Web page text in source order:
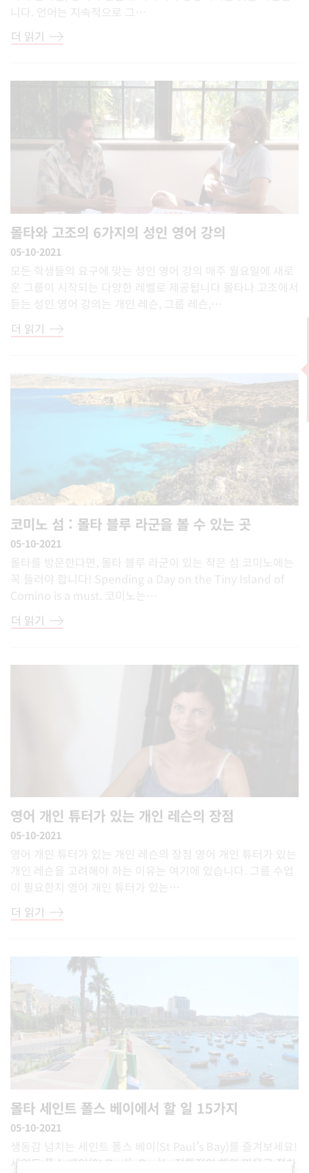
니다. 언어는 지속적으로 그…
더 읽기
몰타와 고조의 6가지의 성인 영어 강의
05-10-2021
모든 학생들의 요구에 맞는 성인 영어 강의 매주 월요일에 새로
운 그룹이 시작되는 다양한 레벨로 제공됩니다 몰타나 고조에서
듣는 성인 영어 강의는 개인 레슨, 그룹 레슨,…
더 읽기
코미노 섬 : 몰타 블루 라군을 볼 수 있는 곳
05-10-2021
몰타를 방문한다면, 몰타 블루 라군이 있는 작은 섬 코미노에는
꼭 들러야 합니다! Spending a Day on the Tiny Island of
Comino is a must. 코미노는…
더 읽기
영어 개인 튜터가 있는 개인 레슨의 장점
05-10-2021
영어 개인 튜터가 있는 개인 레슨의 장점 영어 개인 튜터가 있는
개인 레슨을 고려해야 하는 이유는 여기에 있습니다. 그룹 수업
이 필요한지 영어 개인 튜터가 있는…
더 읽기
몰타 세인트 폴스 베이에서 할 일 15가지
05-10-2021
생동감 넘치는 세인트 폴스 베이(St Paul’s Bay)를 즐겨보세요!
세인트 폴스 베이(St Paul’s Bay)는 전통적인 해안 마을로 점차